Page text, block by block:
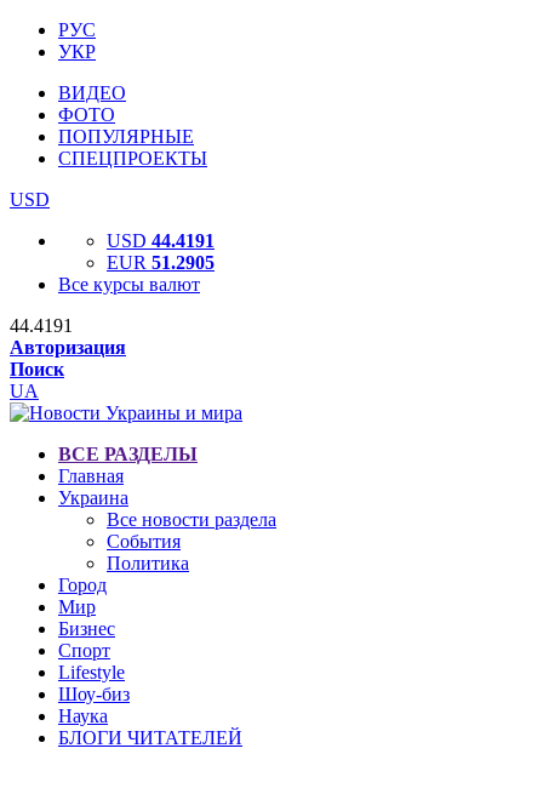
РУС
УКР
ВИДЕО
ФОТО
ПОПУЛЯРНЫЕ
СПЕЦПРОЕКТЫ
USD
USD 44.4191
EUR 51.2905
Все курсы валют
44.4191
Авторизация
Поиск
UA
ВСЕ РАЗДЕЛЫ
Главная
Украина
Все новости раздела
События
Политика
Город
Мир
Бизнес
Спорт
Lifestyle
Шоу-биз
Наука
БЛОГИ ЧИТАТЕЛЕЙ